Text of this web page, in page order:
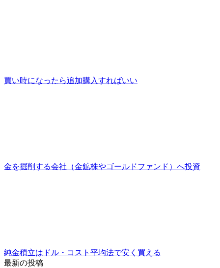
買い時になったら追加購入すればいい
金を掘削する会社（金鉱株やゴールドファンド）へ投資
純金積立はドル・コスト平均法で安く買える
最新の投稿